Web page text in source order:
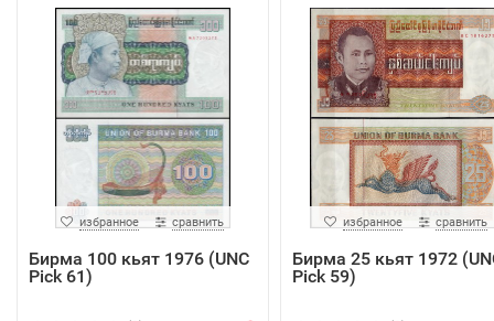
избранное сравнить
Бирма 100 кьят 1976 (UNC
Pick 61)
избранное сравнить
Бирма 25 кьят 1972
Pick 59)